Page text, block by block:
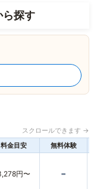
ら探す
スクロールできます →
料金目安 無料体験
円〜 -